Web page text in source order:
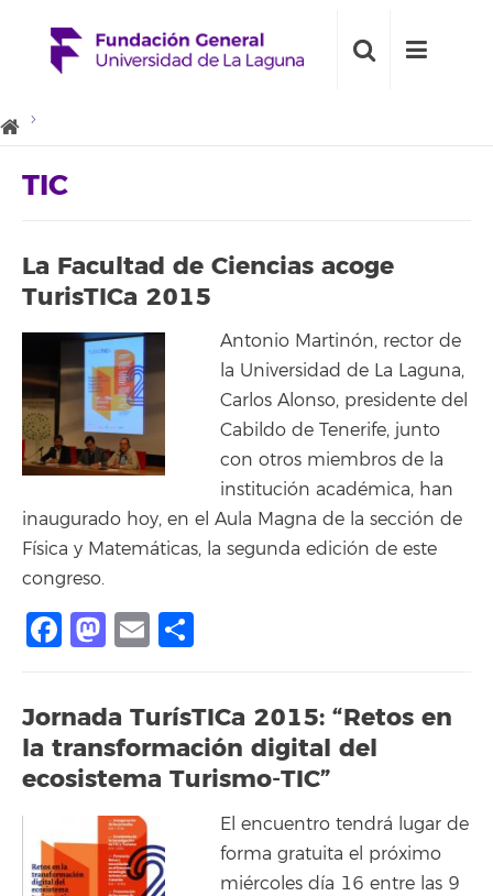
TIC
La Facultad de Ciencias acoge
TurisTICa 2015
Antonio Martinón, rector de
la Universidad de La Laguna,
Carlos Alonso, presidente del
Cabildo de Tenerife, junto
con otros miembros de la
institución académica, han
inaugurado hoy, en el Aula Magna de la sección de
Física y Matemáticas, la segunda edición de este
congreso.
Facebook
Mastodon
Email
Jornada TurísTICa 2015: “Retos en
la transformación digital del
ecosistema Turismo-TIC”
El encuentro tendrá lugar de
forma gratuita el próximo
miércoles día 16 entre las 9